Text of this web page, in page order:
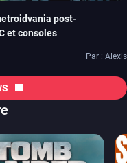
post-
et consoles
Par : Alexis